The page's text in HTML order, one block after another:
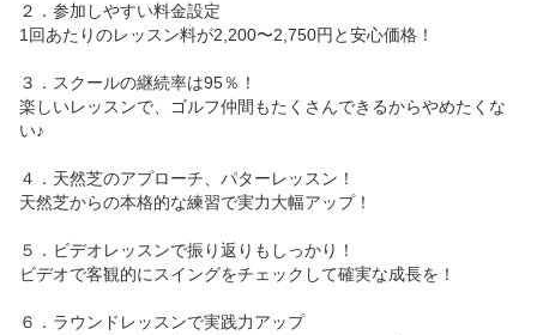
２．参加しやすい料金設定
1回あたりのレッスン料が2,200〜2,750円と安心価格！
３．スクールの継続率は95％！
楽しいレッスンで、ゴルフ仲間もたくさんできるからやめたくな
い♪
４．天然芝のアプローチ、パターレッスン！
天然芝からの本格的な練習で実力大幅アップ！
５．ビデオレッスンで振り返りもしっかり！
ビデオで客観的にスイングをチェックして確実な成長を！
６．ラウンドレッスンで実践力アップ